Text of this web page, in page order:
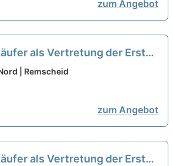
zum Angebot
als Vertretung der Ersten
in Teilzeit 20-25 Std. / Woche
| Remscheid
zum Angebot
als Vertretung der Ersten